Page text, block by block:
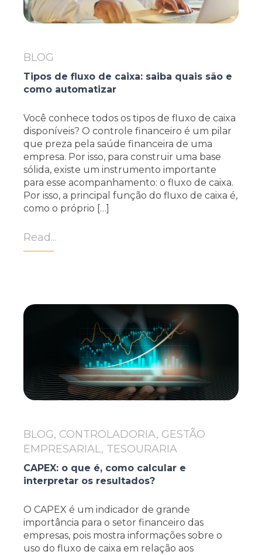
BLOG
Tipos de fluxo de caixa: saiba quais são e
como automatizar
Você conhece todos os tipos de fluxo de caixa
disponíveis? O controle financeiro é um pilar
que preza pela saúde financeira de uma
empresa. Por isso, para construir uma base
sólida, existe um instrumento importante
para esse acompanhamento: o fluxo de caixa.
Por isso, a principal função do fluxo de caixa é,
como o próprio […]
Read...
BLOG, CONTROLADORIA, GESTÃO
EMPRESARIAL, TESOURARIA
CAPEX: o que é, como calcular e
interpretar os resultados?
O CAPEX é um indicador de grande
importância para o setor financeiro das
empresas, pois mostra informações sobre o
uso do fluxo de caixa em relação aos